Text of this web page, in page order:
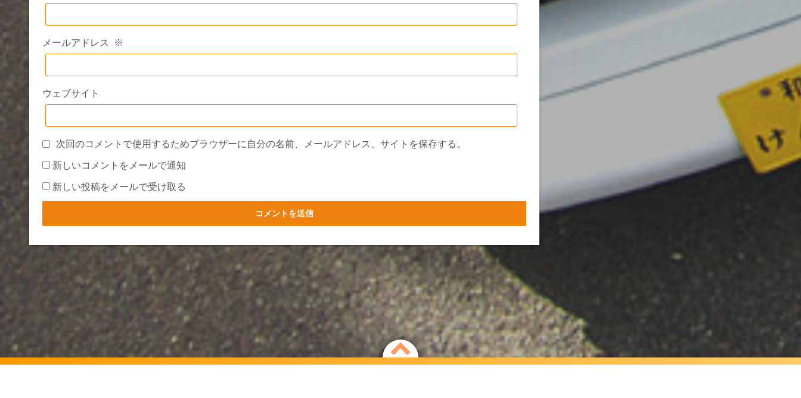
メールアドレス ※
ウェブサイト
次回のコメントで使用するためブラウザーに自分の名前、メールアドレス、サイトを保存する。
新しいコメントをメールで通知
新しい投稿をメールで受け取る